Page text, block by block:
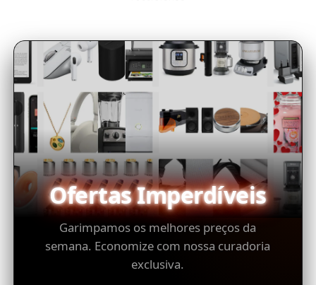
Ofertas Imperdíveis
Garimpamos os melhores preços da
semana. Economize com nossa curadoria
exclusiva.